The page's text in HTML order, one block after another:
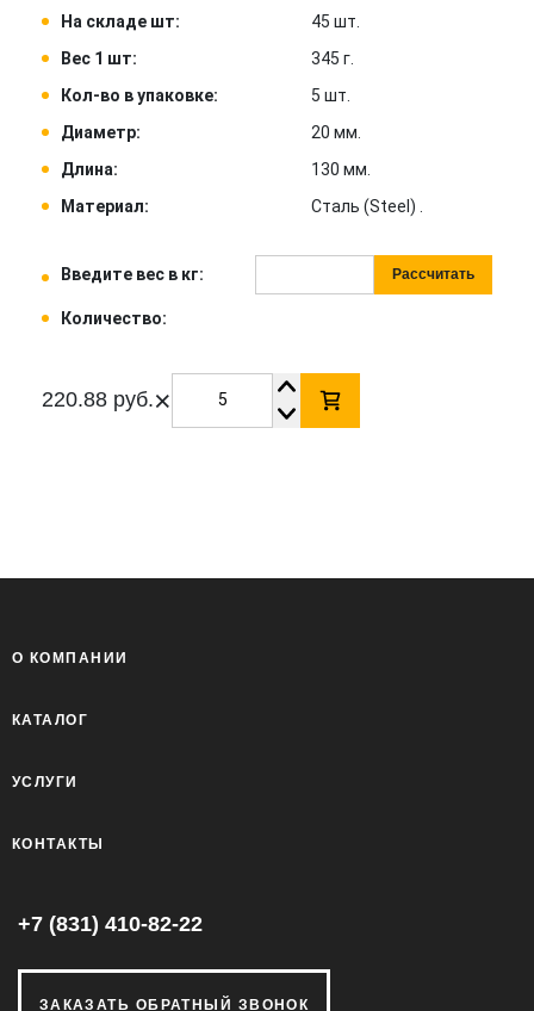
На складе шт:
45 шт.
Вес 1 шт:
345 г.
Кол-во в упаковке:
5 шт.
Диаметр:
20 мм.
Длина:
130 мм.
Материал:
Сталь (Steel) .
Введите вес в кг: Рассчитать
Количество:
220.88 руб.×
О КОМПАНИИ
КАТАЛОГ
УСЛУГИ
КОНТАКТЫ
+7 (831) 410-82-22
ЗАКАЗАТЬ ОБРАТНЫЙ ЗВОНОК